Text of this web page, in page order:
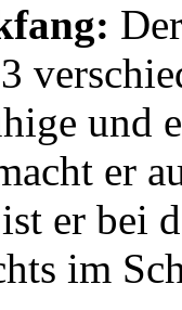
und
er
er bei
im